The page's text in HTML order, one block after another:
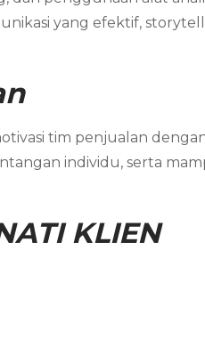
yang efektif,
tim penjualan
individu, serta
KLIEN